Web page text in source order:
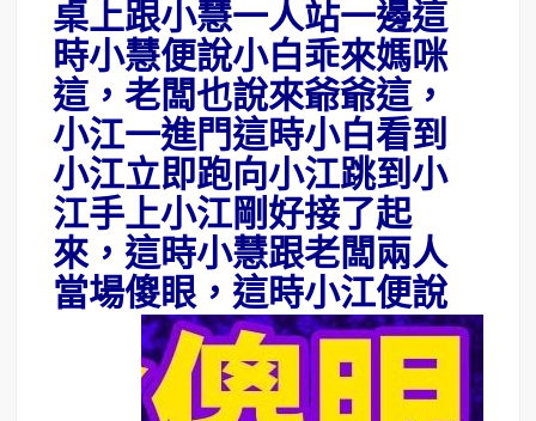
桌上跟小慧一人站一邊這
時小慧便說小白乖來媽咪
這，老闆也說來爺爺這，
小江一進門這時小白看到
小江立即跑向小江跳到小
江手上小江剛好接了起
來，這時小慧跟老闆兩人
當場傻眼，這時小江便說